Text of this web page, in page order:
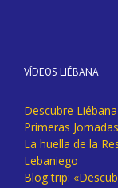
VÍDEOS LIÉBANA
Descubre
Primeras
La huella de la
Lebaniego
Blog trip: